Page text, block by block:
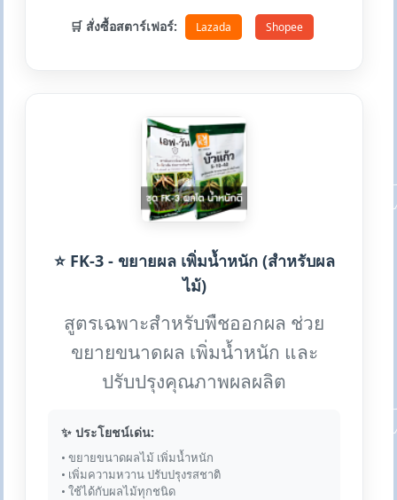
🛒 สั่งซื้อสตาร์เฟอร์: Lazada Shopee
⭐ FK-3 - ขยายผล เพิ่มน้ำหนัก (สำหรับผล
ไม้)
สูตรเฉพาะสำหรับพืชออกผล ช่วย
ขยายขนาดผล เพิ่มน้ำหนัก และ
ปรับปรุงคุณภาพผลผลิต
✨ ประโยชน์เด่น:
• ขยายขนาดผลไม้ เพิ่มน้ำหนัก
• เพิ่มความหวาน ปรับปรุงรสชาติ
• ใช้ได้กับผลไม้ทุกชนิด